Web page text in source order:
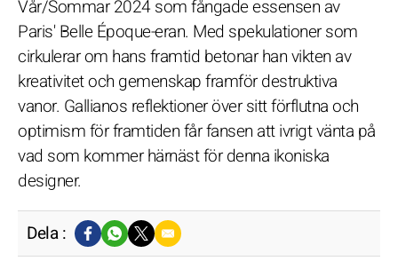
Vår/Sommar 2024 som fångade essensen av
Paris' Belle Époque-eran. Med spekulationer som
cirkulerar om hans framtid betonar han vikten av
kreativitet och gemenskap framför destruktiva
vanor. Gallianos reflektioner över sitt förflutna och
optimism för framtiden får fansen att ivrigt vänta på
vad som kommer härnäst för denna ikoniska
designer.
Dela :